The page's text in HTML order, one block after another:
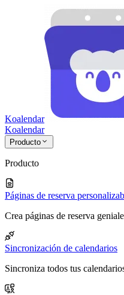
Koalendar
Koalendar
Producto
Producto
Páginas de reserva
Crea páginas de reserva
Sincronización de calendarios
Sincroniza todos tus